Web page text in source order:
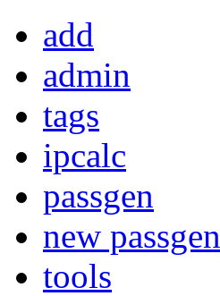
add
admin
tags
ipcalc
passgen
new passgen
tools